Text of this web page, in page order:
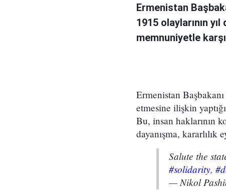
Ermenistan
1915 olaylarının
memnuniyetle
Ermenistan
etmesine ilişkin
Bu, insan haklarının
dayanışma,
Salute the
#solidarity,
— Nikol